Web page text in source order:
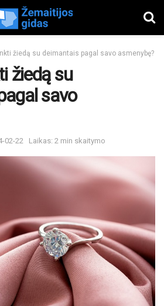
žiedą su deimantais pagal savo asmenybę?
žiedą su
savo
02-22 Laikas: 2 min skaitymo